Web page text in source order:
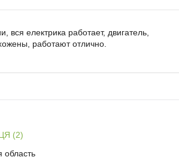
вся електрика работает, двигатель,
работают отлично.
(2)
область